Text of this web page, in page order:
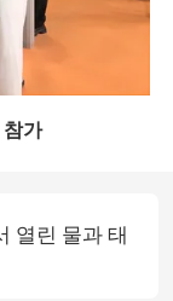
가
열린 물과 태